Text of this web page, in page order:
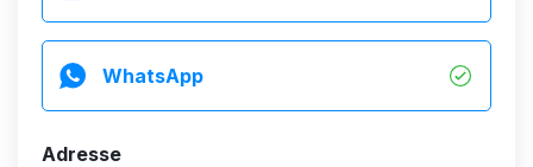
WhatsApp
Adresse